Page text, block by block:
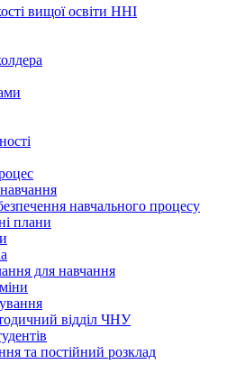
вищої освіти ННІ
навчального процесу
плани
для навчання
відділ ЧНУ
та постійний розклад